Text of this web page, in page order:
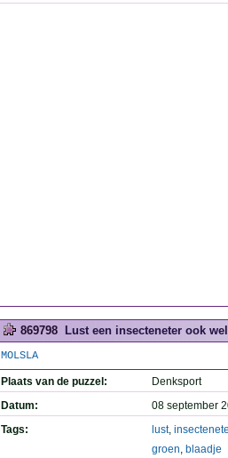
869798 Lust een insecteneter ook
MOLSLA
Plaats van de puzzel:
Denksport
Datum:
08 september
Tags:
lust,
groen, blaadje